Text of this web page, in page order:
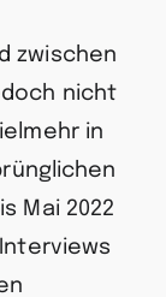
zwischen
nicht
in
Mai 2022